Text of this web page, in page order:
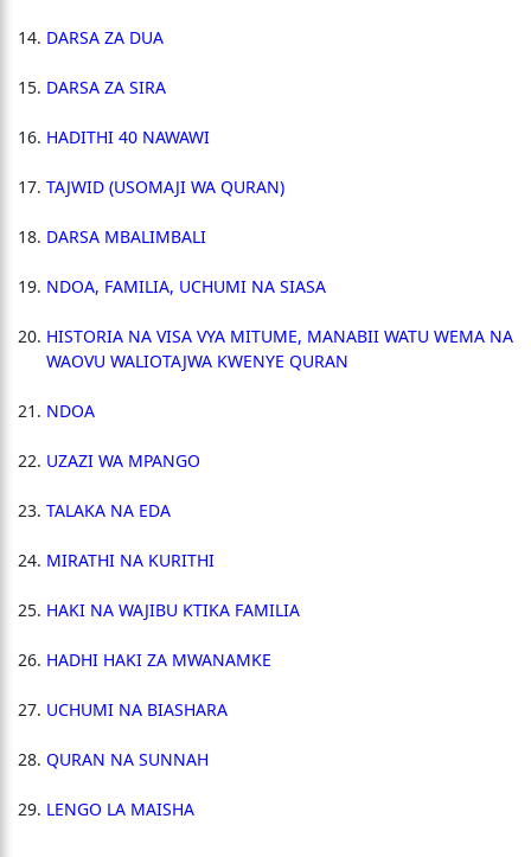
DARSA ZA DUA
DARSA ZA SIRA
HADITHI 40 NAWAWI
TAJWID (USOMAJI WA QURAN)
DARSA MBALIMBALI
NDOA, FAMILIA, UCHUMI NA SIASA
HISTORIA NA VISA VYA MITUME, MANABII WATU WEMA NA
WAOVU WALIOTAJWA KWENYE QURAN
NDOA
UZAZI WA MPANGO
TALAKA NA EDA
MIRATHI NA KURITHI
HAKI NA WAJIBU KTIKA FAMILIA
HADHI HAKI ZA MWANAMKE
UCHUMI NA BIASHARA
QURAN NA SUNNAH
LENGO LA MAISHA